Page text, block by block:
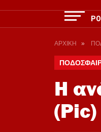
ΑΡΧΙΚΗ »
Η
(Pic)